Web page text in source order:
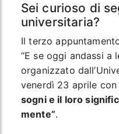
Sei curioso di
universitaria?
Il terzo
“E se oggi andassi a
organizzato
venerdì 23 aprile
sogni e il loro
mente”.